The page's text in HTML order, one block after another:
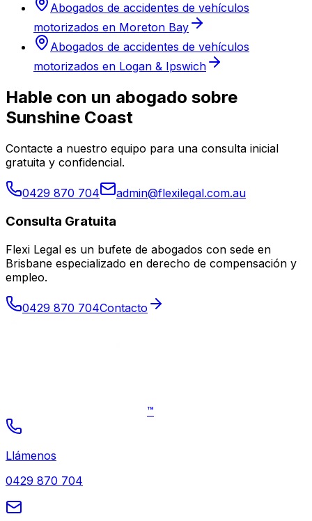
Abogados de accidentes de vehículos
motorizados en Moreton Bay
Abogados de accidentes de vehículos
motorizados en Logan & Ipswich
Hable con un abogado sobre
Sunshine Coast
Contacte a nuestro equipo para una consulta inicial
gratuita y confidencial.
0429 870 704 admin@flexilegal.com.au
Consulta Gratuita
Flexi Legal es un bufete de abogados con sede en
Brisbane especializado en derecho de compensación y
empleo.
0429 870 704Contacto
™
Llámenos
0429 870 704